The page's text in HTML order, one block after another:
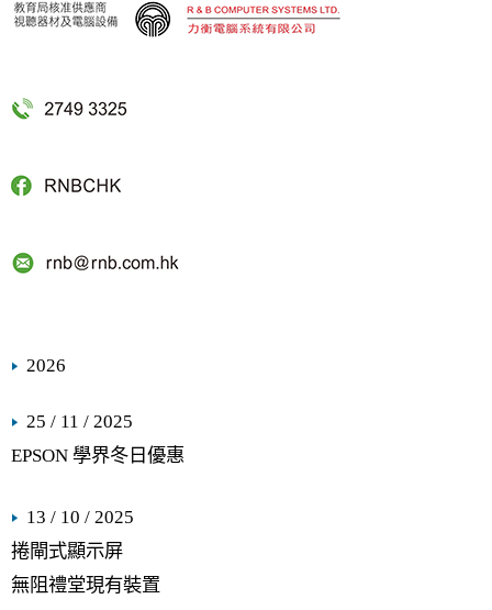
2026
25 / 11 / 2025
EPSON 學界冬日優惠
13 / 10 / 2025
捲閘式顯示屏
無阻禮堂現有裝置